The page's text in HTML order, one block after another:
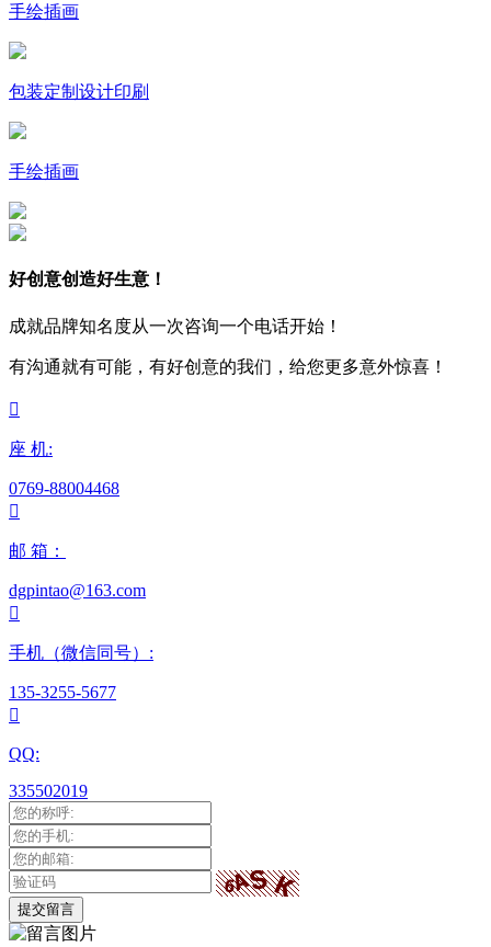
手绘插画
包装定制设计印刷
手绘插画
好创意创造好生意！
成就品牌知名度从一次咨询一个电话开始！
有沟通就有可能，有好创意的我们，给您更多意外惊喜！

座 机:
0769-88004468

邮 箱：
dgpintao@163.com

手机（微信同号）:
135-3255-5677

QQ:
335502019